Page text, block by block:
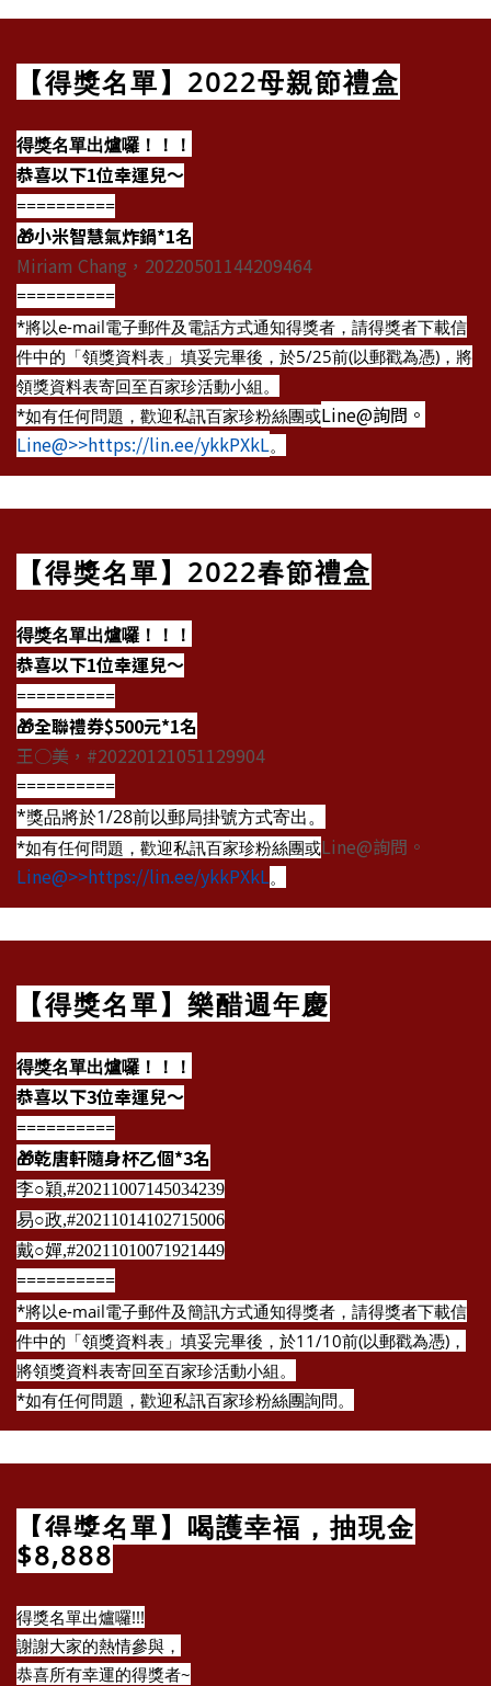
【得獎名單】2022母親節禮盒
得獎名單出爐囉！！！
恭喜以下1位幸運兒～
==========
🎁小米智慧氣炸鍋*1名
Miriam Chang，20220501144209464
==========
*將以e-mail電子郵件及電話方式通知得獎者，請得獎者下載信
件中的「領獎資料表」填妥完畢後，於5/25前(以郵戳為憑)，將
領獎資料表寄回至百家珍活動小組。
*如有任何問題，歡迎私訊百家珍粉絲團或Line@詢問。
Line@>>https://lin.ee/ykkPXkL。
【得獎名單】2022春節禮盒
得獎名單出爐囉！！！
恭喜以下1位幸運兒～
==========
🎁全聯禮券$500元*1名
王○美，#20220121051129904
==========
*獎品將於1/28前以郵局掛號方式寄出。
*如有任何問題，歡迎私訊百家珍粉絲團或Line@詢問。
Line@>>https://lin.ee/ykkPXkL。
【得獎名單】樂醋週年慶
得獎名單出爐囉！！！
恭喜以下3位幸運兒～
==========
🎁乾唐軒隨身杯乙個*3名
李○穎,#20211007145034239
易○政,#20211014102715006
戴○嬋,#20211010071921449
==========
*將以e-mail電子郵件及簡訊方式通知得獎者，請得獎者下載信
件中的「領獎資料表」填妥完畢後，於11/10前(以郵戳為憑)，
將領獎資料表寄回至百家珍活動小組。
*如有任何問題，歡迎私訊百家珍粉絲團詢問。
【得獎名單】喝護幸福，抽現金
$8,888
得獎名單出爐囉!!!
謝謝大家的熱情參與，
恭喜所有幸運的得獎者~